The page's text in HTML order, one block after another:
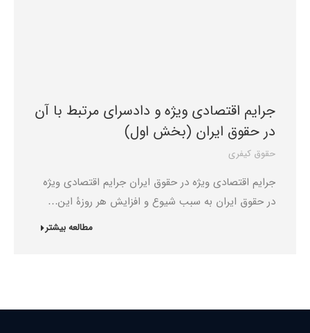
جرایم اقتصادی ویژه و دادسرای مرتبط با آن
در حقوق ایران (بخش اول)
حقوق کیفری
جرایم اقتصادی ویژه در حقوق ایران جرایم اقتصادی ویژه
در حقوق ایران به سبب شیوع و افزایش هر روزۀ این…
مطالعه بیشتر